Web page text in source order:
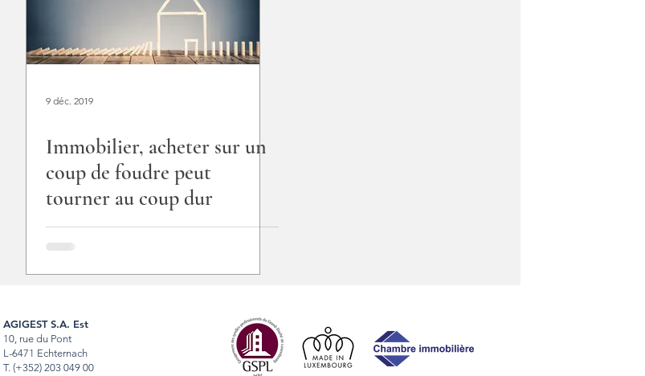
9 déc. 2019
Immobilier, acheter sur un
coup de foudre peut
tourner au coup dur
AGIGEST S.A. Est
10, rue du Pont
L-6471 Echternach
T. (+352) 203 049 00